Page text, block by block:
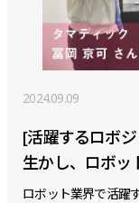
2024.09.09
[活躍するロボ
生かし、ロボ
ロボット業界で活躍